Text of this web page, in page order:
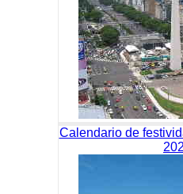
Calendario de